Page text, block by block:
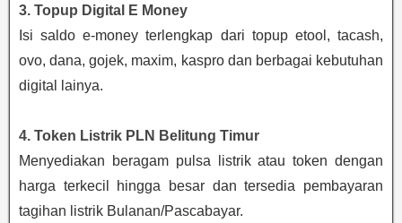
3. Topup Digital E Money
Isi saldo e-money terlengkap dari topup etool, tacash,
ovo, dana, gojek, maxim, kaspro dan berbagai kebutuhan
digital lainya.
4. Token Listrik PLN Belitung Timur
Menyediakan beragam pulsa listrik atau token dengan
harga terkecil hingga besar dan tersedia pembayaran
tagihan listrik Bulanan/Pascabayar.